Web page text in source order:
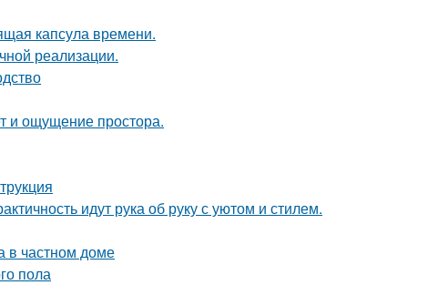
капсула времени.
реализации.
и ощущение простора.
идут рука об руку с уютом и стилем.
в частном доме
пола